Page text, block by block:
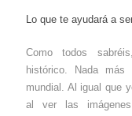
Lo que te ayudará a
Como todos
histórico. Nada
mundial. Al igual que
al ver las